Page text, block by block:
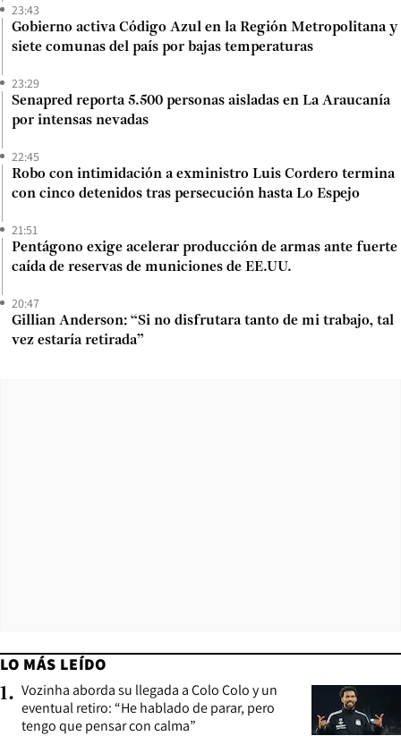
23:43
Gobierno activa Código Azul en la Región Metropolitana y
siete comunas del país por bajas temperaturas
23:29
Senapred reporta 5.500 personas aisladas en La Araucanía
por intensas nevadas
22:45
Robo con intimidación a exministro Luis Cordero termina
con cinco detenidos tras persecución hasta Lo Espejo
21:51
Pentágono exige acelerar producción de armas ante fuerte
caída de reservas de municiones de EE.UU.
20:47
Gillian Anderson: “Si no disfrutara tanto de mi trabajo, tal
vez estaría retirada”
LO MÁS LEÍDO
1. Vozinha aborda su llegada a Colo Colo y un
eventual retiro: “He hablado de parar, pero
tengo que pensar con calma”